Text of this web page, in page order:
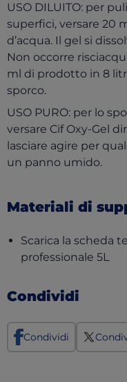
USO DILUITO: per
superfici, versare 20
d’acqua. Il gel si
Non occorre
ml di prodotto in 8
sporco.
USO PURO: per lo
versare Cif Oxy-Gel
lasciare agire per
un panno umido.
Materiali di
Scarica la scheda
professionale 5L
Condividi
Condividi